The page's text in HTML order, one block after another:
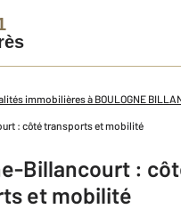
immobilières à BOULOGNE
: côté transports et mobilité
Billancourt :
et mobilité